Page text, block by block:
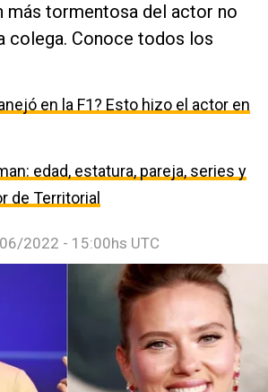
más tormentosa del actor no
colega. Conoce todos los
en la F1? Esto hizo el actor en
edad, estatura, pareja, series y
de Territorial
2022 - 15:00hs UTC